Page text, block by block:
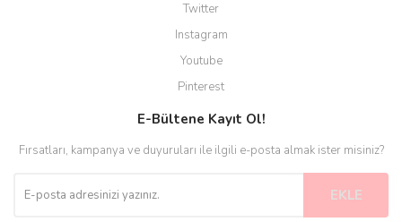
Twitter
Instagram
Youtube
Pinterest
E-Bültene Kayıt Ol!
Fırsatları, kampanya ve duyuruları ile ilgili e-posta almak ister misiniz?
EKLE